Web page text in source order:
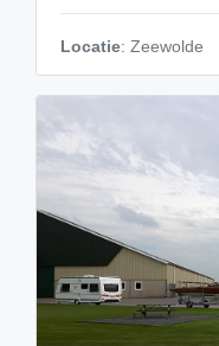
Locatie: Zeewolde